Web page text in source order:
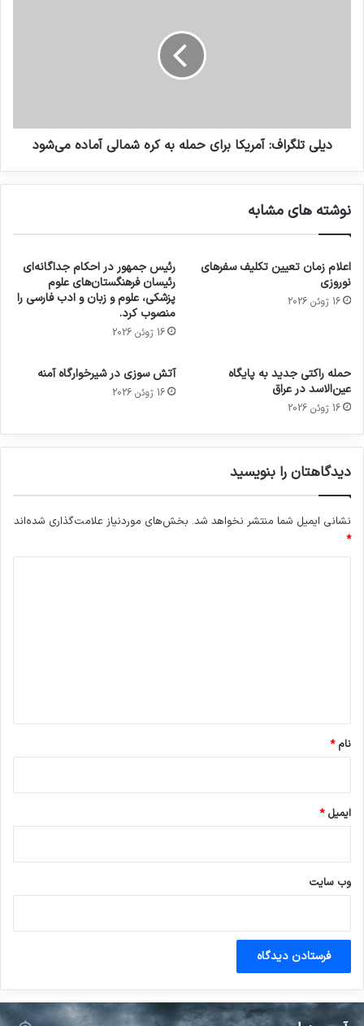
دیلی تلگراف: آمریکا برای حمله به کره شمالی آماده می‌شود
نوشته های مشابه
اعلام زمان تعیین تکلیف سفرهای
نوروزی
16 ژوئن 2026
رئیس جمهور در احکام جداگانه‌ای
رئیسان فرهنگستان‌های علوم
پزشکی، علوم و زبان و ادب فارسی را
منصوب کرد.
16 ژوئن 2026
حمله راکتی جدید به پایگاه
عین‌الاسد در عراق
16 ژوئن 2026
آتش سوزی در شیرخوارگاه آمنه
16 ژوئن 2026
دیدگاهتان را بنویسید
نشانی ایمیل شما منتشر نخواهد شد. بخش‌های موردنیاز علامت‌گذاری شده‌اند
*
نام*
ایمیل*
وب‌ سایت